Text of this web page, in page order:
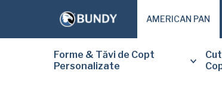
AMERICAN PAN
Forme & Tăvi de Copt
Personalizate